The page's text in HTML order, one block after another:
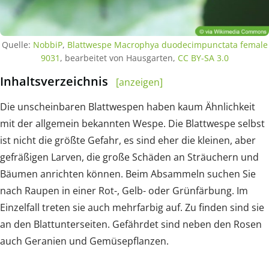
Quelle: NobbiP, Blattwespe Macrophya duodecimpunctata female
9031 , bearbeitet von Hausgarten, CC BY-SA 3.0
Inhaltsverzeichnis
[anzeigen]
Die unscheinbaren Blattwespen haben kaum Ähnlichkeit
mit der allgemein bekannten Wespe. Die Blattwespe selbst
ist nicht die größte Gefahr, es sind eher die kleinen, aber
gefräßigen Larven, die große Schäden an Sträuchern und
Bäumen anrichten können. Beim Absammeln suchen Sie
nach Raupen in einer Rot-, Gelb- oder Grünfärbung. Im
Einzelfall treten sie auch mehrfarbig auf. Zu finden sind sie
an den Blattunterseiten. Gefährdet sind neben den Rosen
auch Geranien und Gemüsepflanzen.